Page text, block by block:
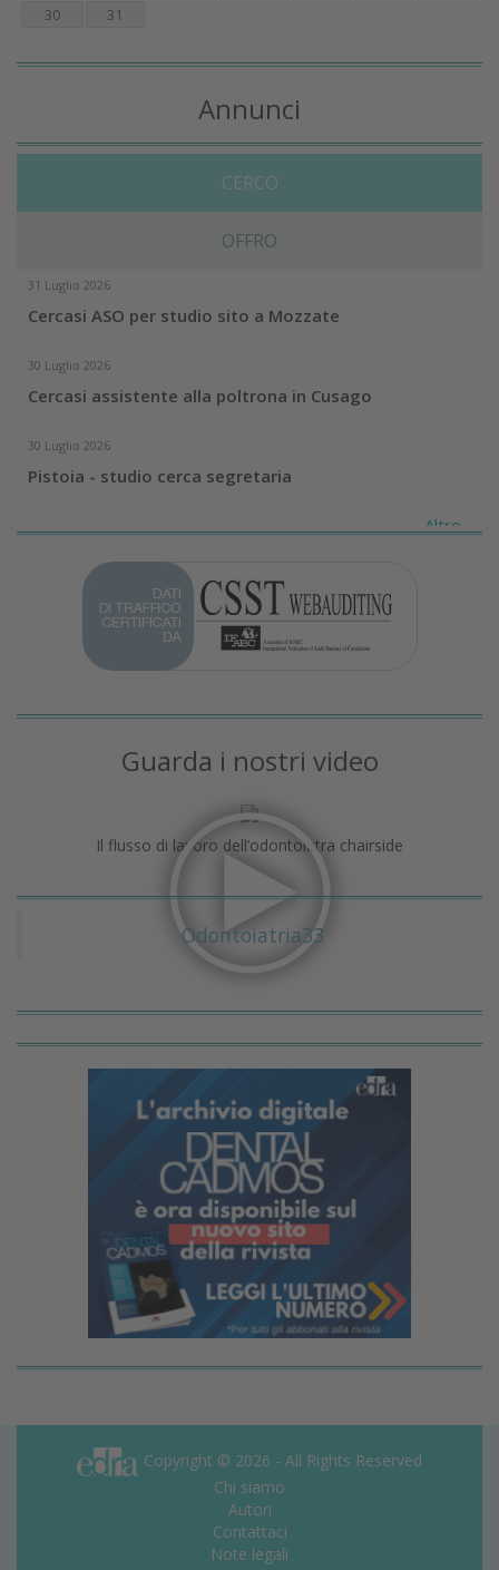
30
31
Annunci
CERCO
OFFRO
31 Luglio 2026
Cercasi ASO per studio sito a Mozzate
30 Luglio 2026
Cercasi assistente alla poltrona in Cusago
30 Luglio 2026
Pistoia - studio cerca segretaria
Altro...
Guarda i nostri video
Il flusso di lavoro dell’odontoiatra chairside
Odontoiatria33
Copyright © 2026 - All Rights Reserved
Chi siamo
Autori
Contattaci
Note legali